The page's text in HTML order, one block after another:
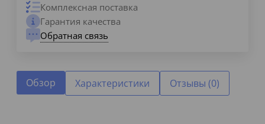
Комплексная поставка
Гарантия качества
Обратная связь
Обзор Характеристики Отзывы (0)